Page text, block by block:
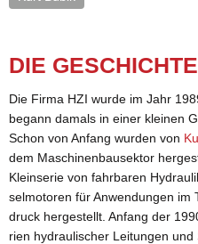
DIE
Die Firma HZI wurde im Jahr
be­gann da­mals in einer klei­nen
Schon von An­fang wur­den von
dem Ma­schi­nen­bau­sek­tor
Klein­se­rie von fahr­ba­ren
sel­mo­to­ren für An­wen­dun­gen
druck her­ge­stellt. An­fang der
ri­en hy­drau­li­scher Lei­tun­gen und